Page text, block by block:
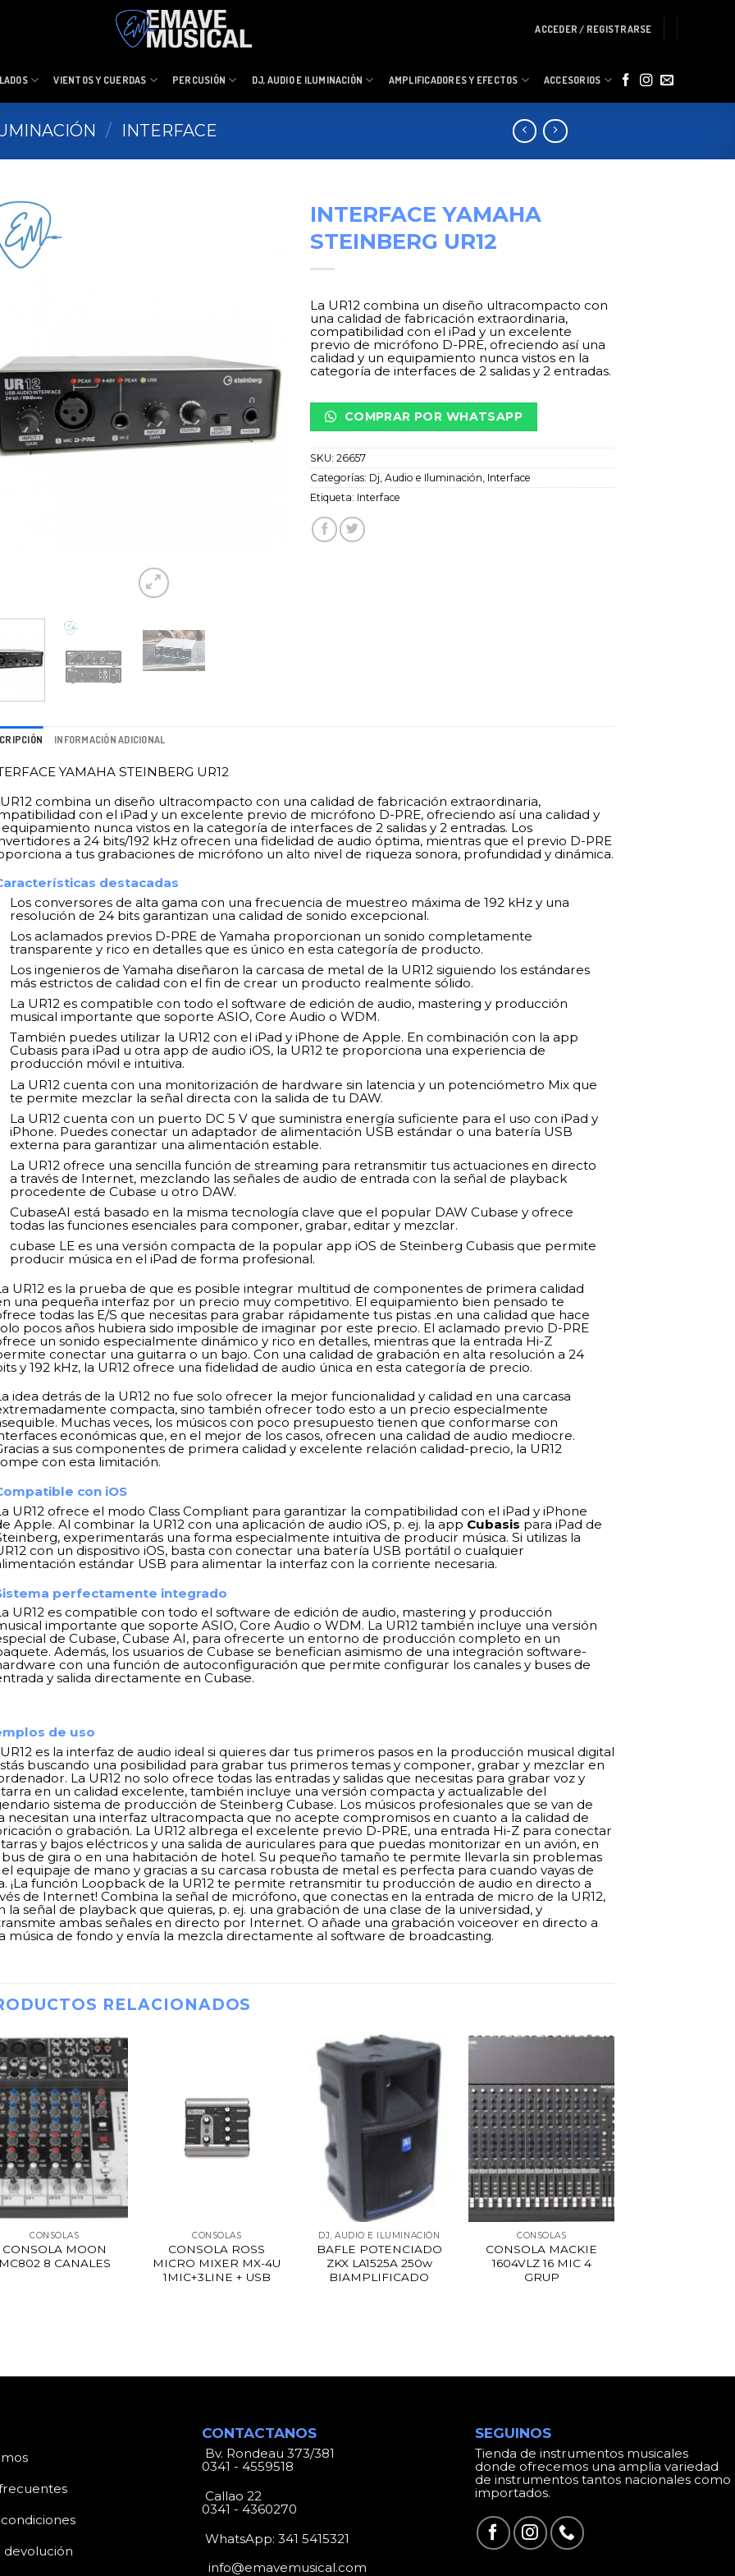
ACCEDER / REGISTRARSE
VIENTOS Y CUERDAS PERCUSIÓN DJ, AUDIO E ILUMINACIÓN AMPLIFICADORES Y EFECTOS ACCESORIOS
/ INTERFACE
INTERFACE YAMAHA
STEINBERG UR12
La UR12 combina un diseño ultracompacto con
una calidad de fabricación extraordinaria,
compatibilidad con el iPad y un excelente
previo de micrófono D-PRE, ofreciendo así una
calidad y un equipamiento nunca vistos en la
categoría de interfaces de 2 salidas y 2 entradas.
COMPRAR POR WHATSAPP
SKU:26657
Categorías: Dj, Audio e Iluminación Interface
Etiqueta: Interface
INFORMACIÓN ADICIONAL
YAMAHA STEINBERG UR12
combina un diseño ultracompacto con una calidad de fabricación extraordinaria,
con el iPad y un excelente previo de micrófono D-PRE, ofreciendo así una calidad y
nunca vistos en la categoría de interfaces de 2 salidas y 2 entradas. Los
a 24 bits/192 kHz ofrecen una fidelidad de audio óptima, mientras que el previo D-PRE
a tus grabaciones de micrófono un alto nivel de riqueza sonora, profundidad y dinámica.
destacadas
Los conversores de alta gama con una frecuencia de muestreo máxima de 192 kHz y una
resolución de 24 bits garantizan una calidad de sonido excepcional.
Los aclamados previos D-PRE de Yamaha proporcionan un sonido completamente
transparente y rico en detalles que es único en esta categoría de producto.
Los ingenieros de Yamaha diseñaron la carcasa de metal de la UR12 siguiendo los estándares
más estrictos de calidad con el fin de crear un producto realmente sólido.
La UR12 es compatible con todo el software de edición de audio, mastering y producción
musical importante que soporte ASIO, Core Audio o WDM.
También puedes utilizar la UR12 con el iPad y iPhone de Apple. En combinación con la app
Cubasis para iPad u otra app de audio iOS, la UR12 te proporciona una experiencia de
producción móvil e intuitiva.
La UR12 cuenta con una monitorización de hardware sin latencia y un potenciómetro Mix que
te permite mezclar la señal directa con la salida de tu DAW.
La UR12 cuenta con un puerto DC 5 V que suministra energía suficiente para el uso con iPad y
iPhone. Puedes conectar un adaptador de alimentación USB estándar o una batería USB
externa para garantizar una alimentación estable.
La UR12 ofrece una sencilla función de streaming para retransmitir tus actuaciones en directo
a través de Internet, mezclando las señales de audio de entrada con la señal de playback
procedente de Cubase u otro DAW.
CubaseAI está basado en la misma tecnología clave que el popular DAW Cubase y ofrece
todas las funciones esenciales para componer, grabar, editar y mezclar.
cubase LE es una versión compacta de la popular app iOS de Steinberg Cubasis que permite
producir música en el iPad de forma profesional.
UR12 es la prueba de que es posible integrar multitud de componentes de primera calidad
una pequeña interfaz por un precio muy competitivo. El equipamiento bien pensado te
todas las E/S que necesitas para grabar rápidamente tus pistas .en una calidad que hace
pocos años hubiera sido imposible de imaginar por este precio. El aclamado previo D-PRE
un sonido especialmente dinámico y rico en detalles, mientras que la entrada Hi-Z
conectar una guitarra o un bajo. Con una calidad de grabación en alta resolución a 24
y 192 kHz, la UR12 ofrece una fidelidad de audio única en esta categoría de precio.
idea detrás de la UR12 no fue solo ofrecer la mejor funcionalidad y calidad en una carcasa
compacta, sino también ofrecer todo esto a un precio especialmente
Muchas veces, los músicos con poco presupuesto tienen que conformarse con
económicas que, en el mejor de los casos, ofrecen una calidad de audio mediocre.
a sus componentes de primera calidad y excelente relación calidad-precio, la UR12
con esta limitación.
con iOS
UR12 ofrece el modo Class Compliant para garantizar la compatibilidad con el iPad y iPhone
Apple. Al combinar la UR12 con una aplicación de audio iOS, p. ej. la app Cubasis para iPad de
experimentarás una forma especialmente intuitiva de producir música. Si utilizas la
con un dispositivo iOS, basta con conectar una batería USB portátil o cualquier
estándar USB para alimentar la interfaz con la corriente necesaria.
perfectamente integrado
UR12 es compatible con todo el software de edición de audio, mastering y producción
importante que soporte ASIO, Core Audio o WDM. La UR12 también incluye una versión
de Cubase, Cubase AI, para ofrecerte un entorno de producción completo en un
Además, los usuarios de Cubase se benefician asimismo de una integración software-
con una función de autoconfiguración que permite configurar los canales y buses de
y salida directamente en Cubase.
de uso
es la interfaz de audio ideal si quieres dar tus primeros pasos en la producción musical digital
buscando una posibilidad para grabar tus primeros temas y componer, grabar y mezclar en
La UR12 no solo ofrece todas las entradas y salidas que necesitas para grabar voz y
en un calidad excelente, también incluye una versión compacta y actualizable del
sistema de producción de Steinberg Cubase. Los músicos profesionales que se van de
necesitan una interfaz ultracompacta que no acepte compromisos en cuanto a la calidad de
o grabación. La UR12 albrega el excelente previo D-PRE, una entrada Hi-Z para conectar
y bajos eléctricos y una salida de auriculares para que puedas monitorizar en un avión, en
de gira o en una habitación de hotel. Su pequeño tamaño te permite llevarla sin problemas
equipaje de mano y gracias a su carcasa robusta de metal es perfecta para cuando vayas de
¡La función Loopback de la UR12 te permite retransmitir tu producción de audio en directo a
de Internet! Combina la señal de micrófono, que conectas en la entrada de micro de la UR12,
la señal de playback que quieras, p. ej. una grabación de una clase de la universidad, y
ambas señales en directo por Internet. O añade una grabación voiceover en directo a
música de fondo y envía la mezcla directamente al software de broadcasting.
RELACIONADOS
CONSOLAS
CONSOLA MOON
8 CANALES
CONSOLAS
CONSOLA ROSS
MICRO MIXER MX-4U
1MIC+3LINE + USB
DJ, AUDIO E ILUMINACIÓN
BAFLE POTENCIADO
ZKX LA1525A 250w
BIAMPLIFICADO
CONSOLAS
CONSOLA MACKIE
1604VLZ 16 MIC 4
GRUP
devolución
CONTACTANOS
Bv. Rondeau 373/381
0341 - 4559518
Callao 22
0341 - 4360270
WhatsApp:341 5415321
info@emavemusical.com
SEGUINOS
Tienda de instrumentos musicales
donde ofrecemos una amplia variedad
de instrumentos tantos nacionales como
importados.